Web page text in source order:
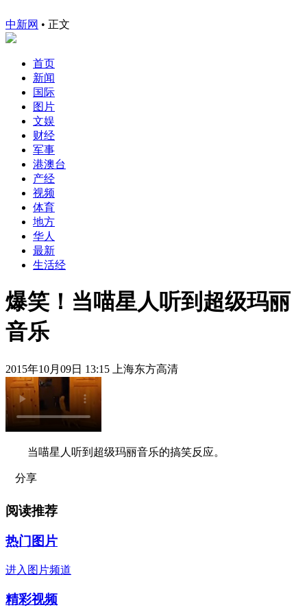
中新网 • 正文
首页
新闻
国际
图片
文娱
财经
军事
港澳台
产经
视频
体育
地方
华人
最新
生活经
爆笑！当喵星人听到超级玛丽
音乐
2015年10月09日 13:15 上海东方高清
当喵星人听到超级玛丽音乐的搞笑反应。
分享
阅读推荐
热门图片
进入图片频道
精彩视频